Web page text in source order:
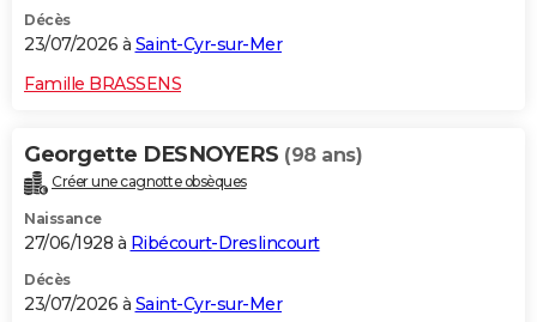
S'inscrire
Se connecter
Lycées
Collèges
Primaires
Universités
Entreprises
Service militaire
Avis de recherche
AVIS DE DÉCÈS
Décès
23/07/2026 à Saint-Cyr-sur-Mer
Famille BRASSENS
Georgette DESNOYERS (98 ans)
Créer une cagnotte obsèques
Naissance
27/06/1928 à Ribécourt-Dreslincourt
Décès
23/07/2026 à Saint-Cyr-sur-Mer